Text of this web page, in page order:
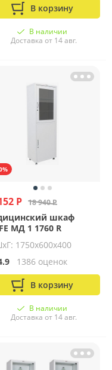
В корзину
В наличии
Доставка от 14 авг.
Р 18 940 Р
шкаф
МД 1 1760 R
1750х600х400
1386 оценок
В корзину
В наличии
Доставка от 14 авг.